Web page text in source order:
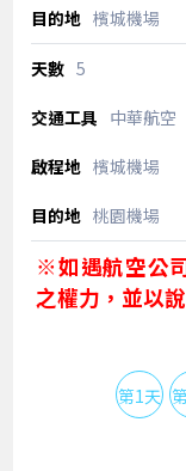
檳城機場
5
中華航空
檳城機場
桃園機場
※如遇航空公
之權力，並以
第1天